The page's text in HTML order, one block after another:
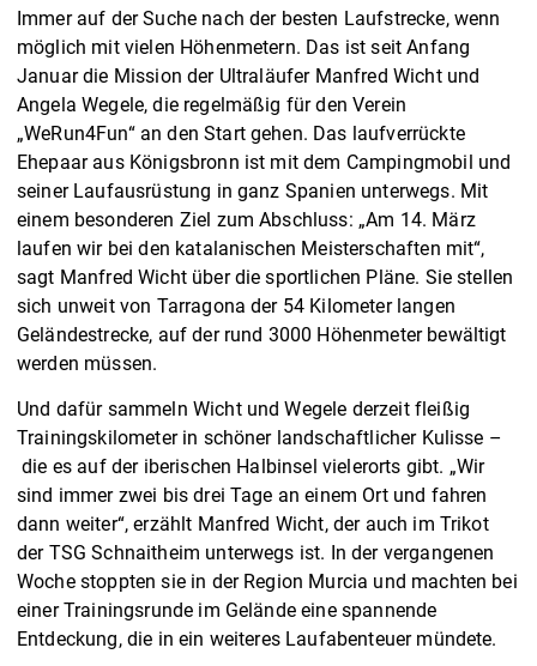
Immer auf der Suche nach der besten Laufstrecke, wenn
möglich mit vielen Höhenmetern. Das ist seit Anfang
Januar die Mission der Ultraläufer Manfred Wicht und
Angela Wegele, die regelmäßig für den Verein
„WeRun4Fun“ an den Start gehen. Das laufverrückte
Ehepaar aus Königsbronn ist mit dem Campingmobil und
seiner Laufausrüstung in ganz Spanien unterwegs. Mit
einem besonderen Ziel zum Abschluss: „Am 14. März
laufen wir bei den katalanischen Meisterschaften mit“,
sagt Manfred Wicht über die sportlichen Pläne. Sie stellen
sich unweit von Tarragona der 54 Kilometer langen
Geländestrecke, auf der rund 3000 Höhenmeter bewältigt
werden müssen.
Und dafür sammeln Wicht und Wegele derzeit fleißig
Trainingskilometer in schöner landschaftlicher Kulisse –
die es auf der iberischen Halbinsel vielerorts gibt. „Wir
sind immer zwei bis drei Tage an einem Ort und fahren
dann weiter“, erzählt Manfred Wicht, der auch im Trikot
der TSG Schnaitheim unterwegs ist. In der vergangenen
Woche stoppten sie in der Region Murcia und machten bei
einer Trainingsrunde im Gelände eine spannende
Entdeckung, die in ein weiteres Laufabenteuer mündete.